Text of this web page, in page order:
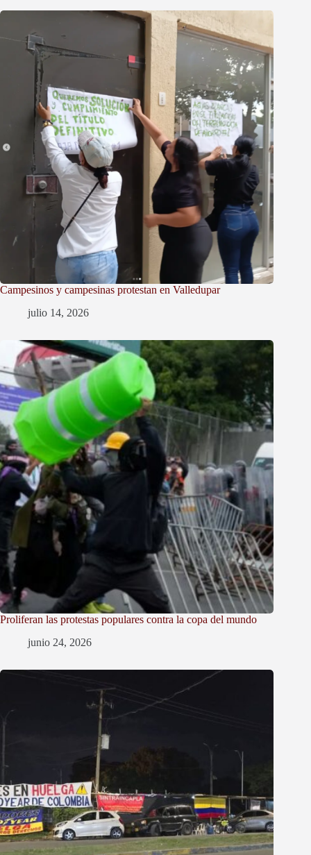
Campesinos y campesinas protestan en Valledupar
julio 14, 2026
Proliferan las protestas populares contra la copa del mundo
junio 24, 2026